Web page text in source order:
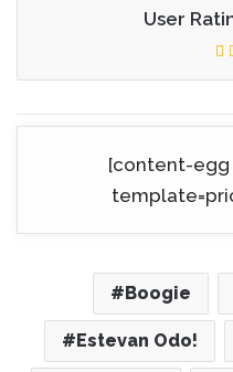
User
[content-egg
Boogie
Estevan Odo!